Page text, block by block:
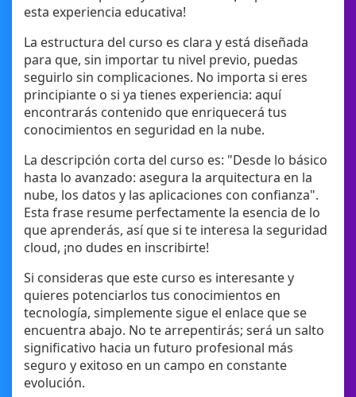
esta experiencia educativa!
La estructura del curso es clara y está diseñada
para que, sin importar tu nivel previo, puedas
seguirlo sin complicaciones. No importa si eres
principiante o si ya tienes experiencia: aquí
encontrarás contenido que enriquecerá tus
conocimientos en seguridad en la nube.
La descripción corta del curso es: "Desde lo básico
hasta lo avanzado: asegura la arquitectura en la
nube, los datos y las aplicaciones con confianza".
Esta frase resume perfectamente la esencia de lo
que aprenderás, así que si te interesa la seguridad
cloud, ¡no dudes en inscribirte!
Si consideras que este curso es interesante y
quieres potenciarlos tus conocimientos en
tecnología, simplemente sigue el enlace que se
encuentra abajo. No te arrepentirás; será un salto
significativo hacia un futuro profesional más
seguro y exitoso en un campo en constante
evolución.